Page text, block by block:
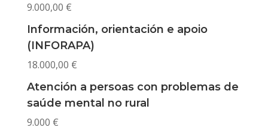
9.000,00 €
Información, orientación e apoio
(INFORAPA)
18.000,00 €
Atención a persoas con problemas de
saúde mental no rural
9.000 €